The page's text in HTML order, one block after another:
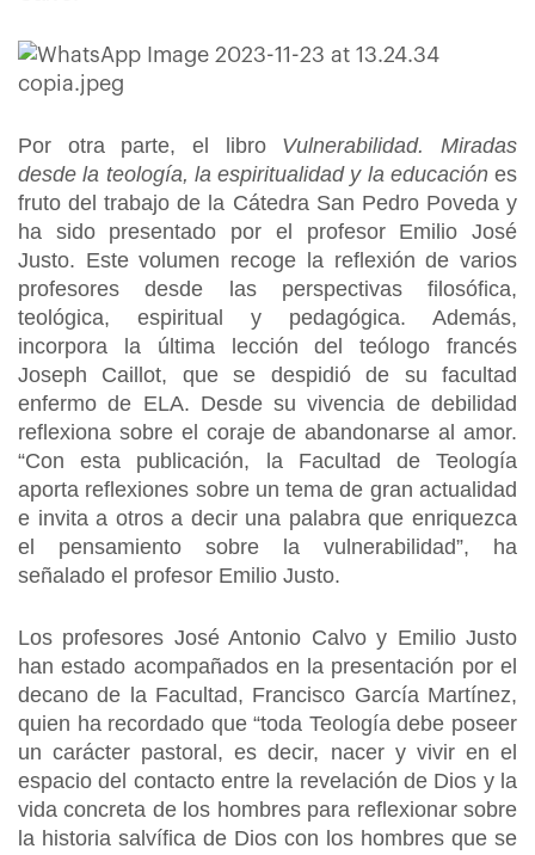
Por otra parte, el libro Vulnerabilidad. Miradas
desde la teología, la espiritualidad y la educaciónes
fruto del trabajo de la Cátedra San Pedro Poveda y
ha sido presentado por el profesor Emilio José
Justo. Este volumen recoge la reflexión de varios
profesores desde las perspectivas filosófica,
teológica, espiritual y pedagógica. Además,
incorpora la última lección del teólogo francés
Joseph Caillot, que se despidió de su facultad
enfermo de ELA. Desde su vivencia de debilidad
reflexiona sobre el coraje de abandonarse al amor.
“Con esta publicación, la Facultad de Teología
aporta reflexiones sobre un tema de gran actualidad
e invita a otros a decir una palabra que enriquezca
el pensamiento sobre la vulnerabilidad”, ha
señalado el profesor Emilio Justo.
Los profesores José Antonio Calvo y Emilio Justo
han estado acompañados en la presentación por el
decano de la Facultad, Francisco García Martínez,
quien ha recordado que “toda Teología debe poseer
un carácter pastoral, es decir, nacer y vivir en el
espacio del contacto entre la revelación de Dios y la
vida concreta de los hombres para reflexionar sobre
la historia salvífica de Dios con los hombres que se